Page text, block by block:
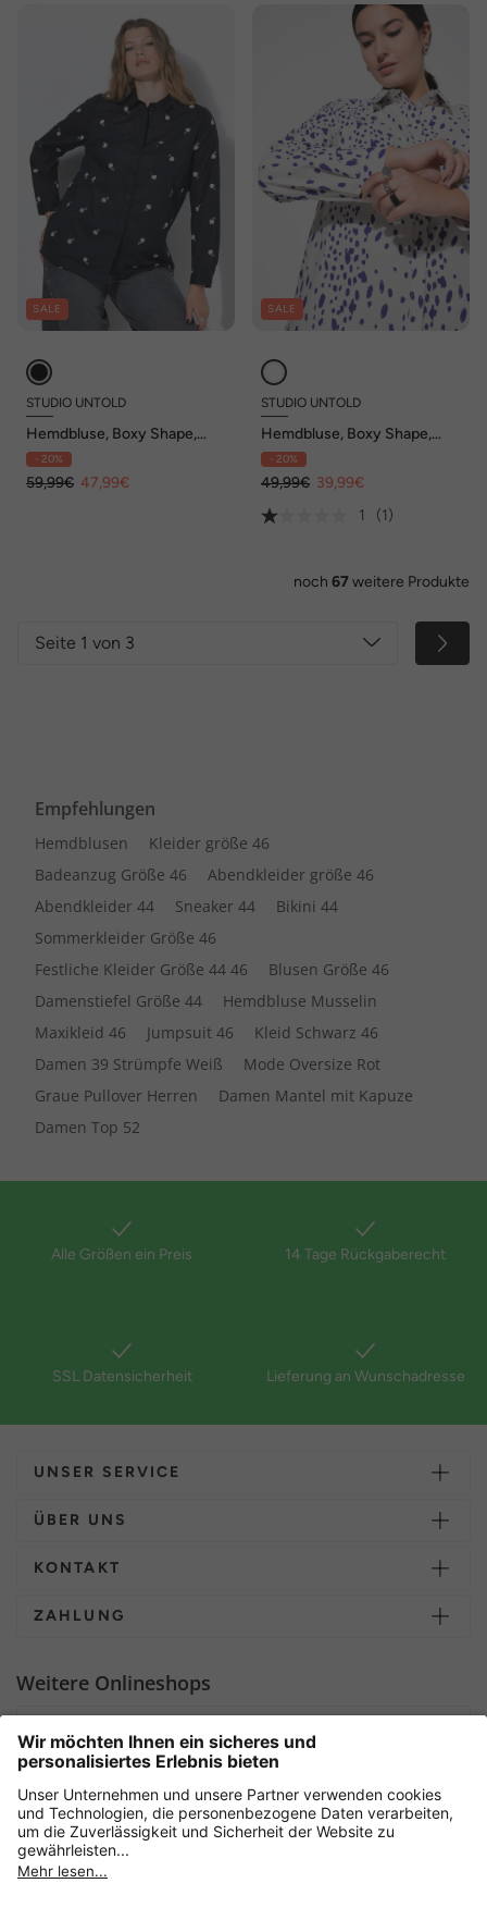
SALE
STUDIO UNTOLD
Hemdbluse, Boxy Shape,
Blüten-Stickerei
- 20%
59,99€ 47,99€
SALE
STUDIO UNTOLD
Hemdbluse, Boxy Shape,
Sprenkel-Print
- 20%
49,99€ 39,99€
1
(1)
noch 67weitere Produkte
Seite 1 von 3
Empfehlungen
Hemdblusen
Kleider größe 46
Badeanzug Größe 46
Abendkleider größe 46
Abendkleider 44
Sneaker 44
Bikini 44
Sommerkleider Größe 46
Festliche Kleider Größe 44 46
Blusen Größe 46
Damenstiefel Größe 44
Hemdbluse Musselin
Maxikleid 46
Jumpsuit 46
Kleid Schwarz 46
Damen 39 Strümpfe Weiß
Mode Oversize Rot
Graue Pullover Herren
Damen Mantel mit Kapuze
Damen Top 52
Alle Größen ein Preis 14 Tage Rückgaberecht
SSL Datensicherheit Lieferung an Wunschadresse
UNSER SERVICE
ÜBER UNS
KONTAKT
ZAHLUNG
Weitere Onlineshops
Sicher einkaufen mit